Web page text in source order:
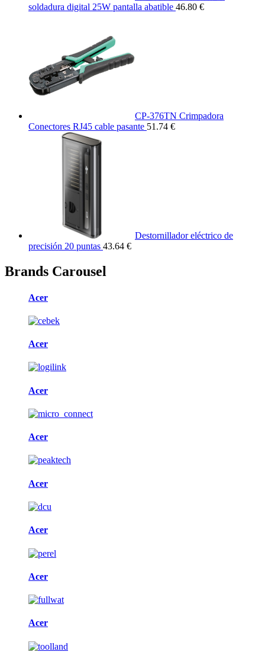
soldadura digital 25W pantalla abatible 46.80 €
CP-376TN Crimpadora
Conectores RJ45 cable pasante 51.74 €
Destornillador eléctrico de
precisión 20 puntas 43.64 €
Brands Carousel
Acer
Acer
Acer
Acer
Acer
Acer
Acer
Acer